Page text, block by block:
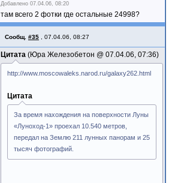
Добавлено 07.04.06, 08:20
там всего 2 фотки где остальные 24998?
Сообщ. #35 07.04.06, 08:27
Цитата Юра Железобетон @ 07.04.06, 07:36
http://www.moscowaleks.narod.ru/galaxy262.html
Цитата
За время нахождения на поверхности Луны
«Луноход-1» проехал 10.540 метров,
передал на Землю 211 лунных панорам и 25
тысяч фотографий.